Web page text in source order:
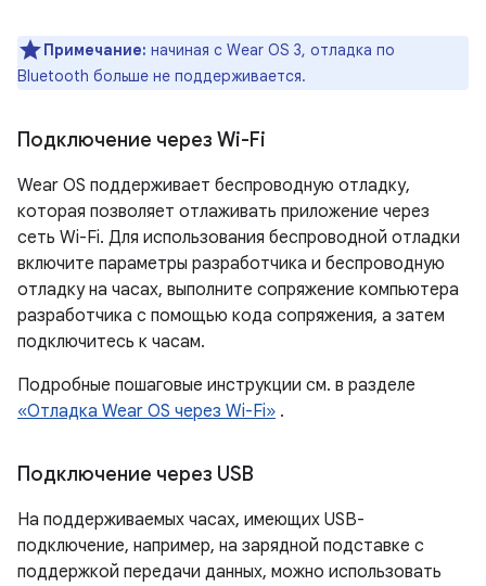
Примечание: начиная с Wear OS 3, отладка по
Bluetooth больше не поддерживается.
Подключение через Wi-Fi
Wear OS поддерживает беспроводную отладку,
которая позволяет отлаживать приложение через
сеть Wi-Fi. Для использования беспроводной отладки
включите параметры разработчика и беспроводную
отладку на часах, выполните сопряжение компьютера
разработчика с помощью кода сопряжения, а затем
подключитесь к часам.
Подробные пошаговые инструкции см. в разделе
«Отладка Wear OS через Wi-Fi» .
Подключение через USB
На поддерживаемых часах, имеющих USB-
подключение, например, на зарядной подставке с
поддержкой передачи данных, можно использовать